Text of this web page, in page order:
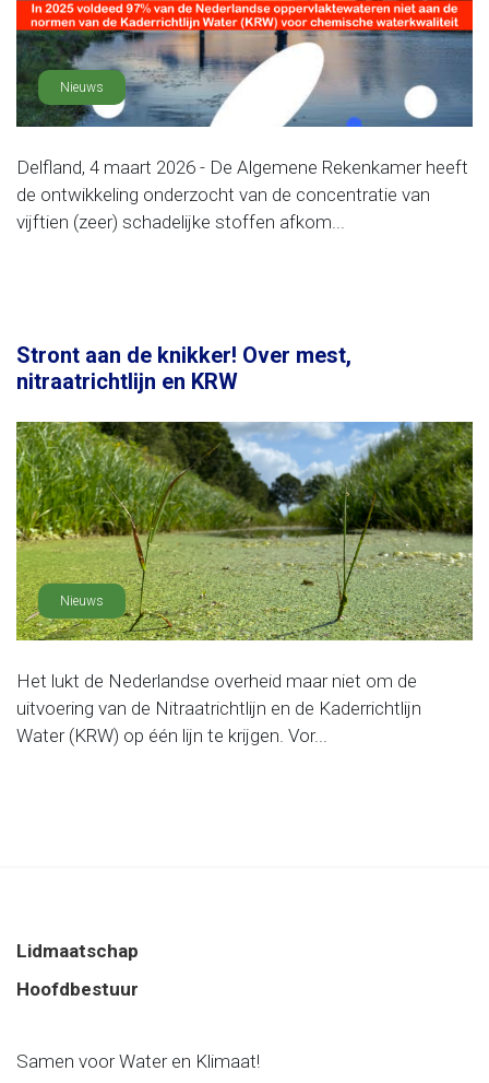
Nieuws
Delfland, 4 maart 2026 - De Algemene Rekenkamer heeft
de ontwikkeling onderzocht van de concentratie van
vijftien (zeer) schadelijke stoffen afkom...
Stront aan de knikker! Over mest,
nitraatrichtlijn en KRW
Nieuws
Het lukt de Nederlandse overheid maar niet om de
uitvoering van de Nitraatrichtlijn en de Kaderrichtlijn
Water (KRW) op één lijn te krijgen. Vor...
Lidmaatschap
Hoofdbestuur
Samen voor Water en Klimaat!